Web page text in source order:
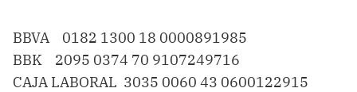
BBVA 0182 1300 18 0000891985
BBK 2095 0374 70 9107249716
CAJA LABORAL 3035 0060 43 0600122915